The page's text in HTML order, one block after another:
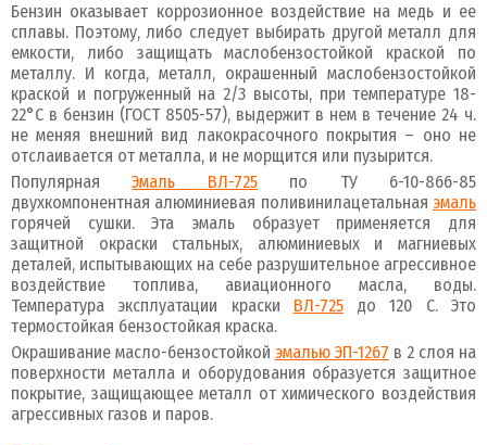
Бензин оказывает коррозионное воздействие на медь и ее
сплавы. Поэтому, либо следует выбирать другой металл для
емкости, либо защищать маслобензостойкой краской по
металлу. И когда, металл, окрашенный маслобензостойкой
краской и погруженный на 2/3 высоты, при температуре 18-
22°С в бензин (ГОСТ 8505-57), выдержит в нем в течение 24 ч.
не меняя внешний вид лакокрасочного покрытия – оно не
отслаивается от металла, и не морщится или пузырится.
ПопулярнаяЭмаль ВЛ-725по ТУ 6-10-866-85
двухкомпонентная алюминиевая поливинилацетальная эмаль
горячей сушки. Эта эмаль образует применяется для
защитной окраски стальных, алюминиевых и магниевых
деталей, испытывающих на себе разрушительное агрессивное
воздействие топлива, авиационного масла, воды.
Температура эксплуатации краски ВЛ-725до 120 С. Это
термостойкая бензостойкая краска.
Окрашивание масло-бензостойкой эмалью ЭП-1267 в 2 слоя на
поверхности металла и оборудования образуется защитное
покрытие, защищающее металл от химического воздействия
агрессивных газов и паров.